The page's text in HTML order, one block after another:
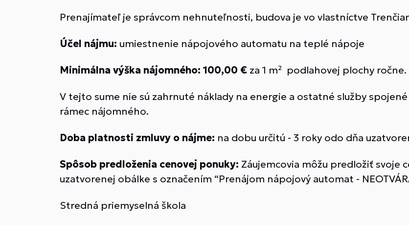
Prenajímateľ je správcom nehnuteľnosti, budova je vo vlastníctve
Účel nájmu: umiestnenie nápojového automatu na teplé nápoje
Minimálna výška nájomného: 100,00 € za 1 m² podlahovej plochy ročne.
V tejto sume nie sú zahrnuté náklady na energie a ostatné služby
rámec nájomného.
Doba platnosti zmluvy o nájme: na dobu určitú - 3 roky odo dňa
Spôsob predloženia cenovej ponuky: Záujemcovia môžu predložiť svoje
uzatvorenej obálke s označením “Prenájom nápojový automat -
Stredná priemyselná škola